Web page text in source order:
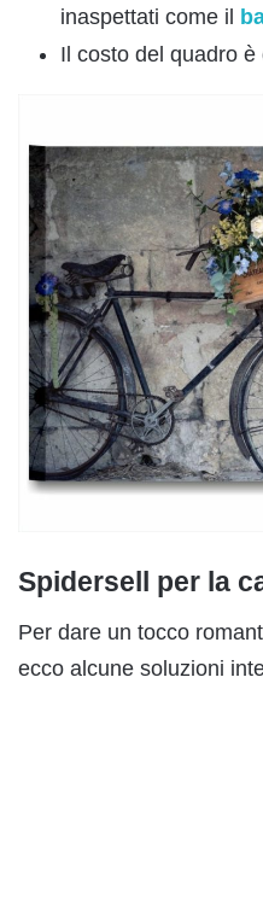
inaspettati come il
Il costo del quadro è
Spidersell per la
Per dare un tocco
ecco alcune soluzioni